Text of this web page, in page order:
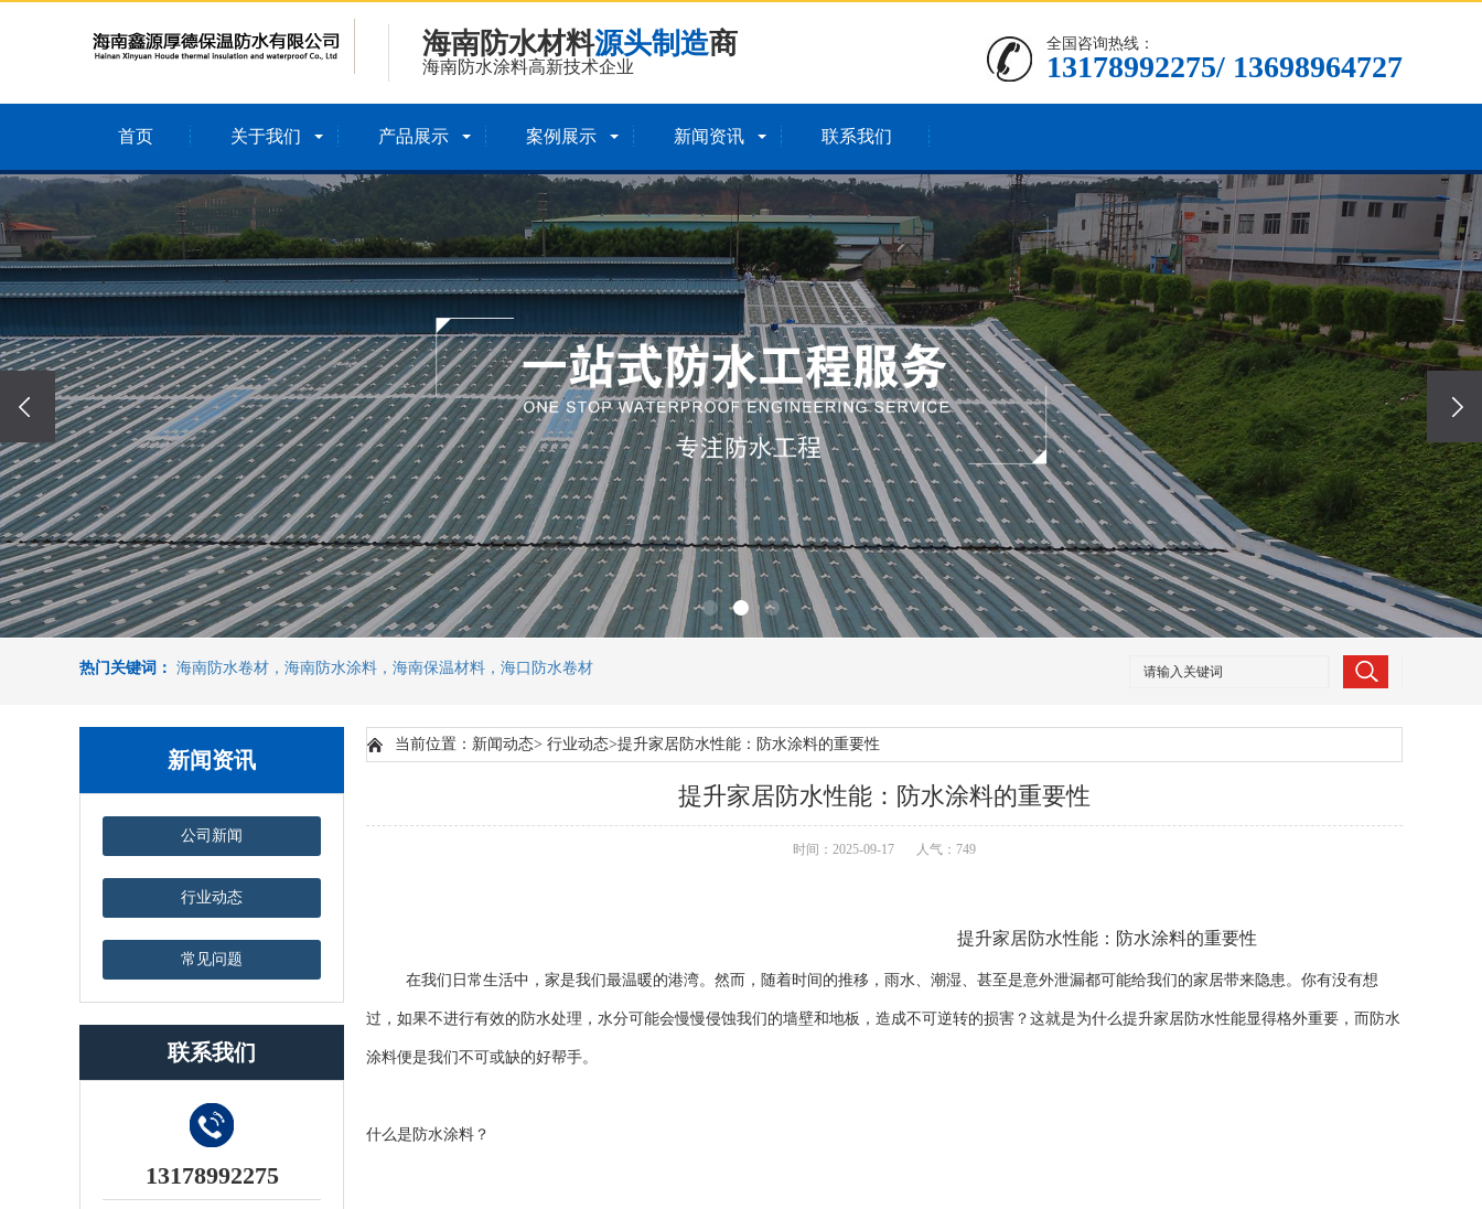
海南防水材料源头制造商
海南防水涂料高新技术企业
全国咨询热线：
13178992275/ 13698964727
首页 关于我们 产品展示 案例展示 新闻资讯 联系我们
热门关键词： 海南防水卷材，海南防水涂料，海南保温材料，海口防水卷材
新闻资讯
公司新闻
行业动态
常见问题
联系我们
13178992275
当前位置：新闻动态> 行业动态>提升家居防水性能：防水涂料的重要性
提升家居防水性能：防水涂料的重要性
时间：2025-09-17 人气：749
提升家居防水性能：防水涂料的重要性
在我们日常生活中，家是我们最温暖的港湾。然而，随着时间的推移，雨水、潮湿、甚至是意外泄漏都可能给我们的家居带来隐患。你有没有想
过，如果不进行有效的防水处理，水分可能会慢慢侵蚀我们的墙壁和地板，造成不可逆转的损害？这就是为什么提升家居防水性能显得格外重要，而防水
涂料便是我们不可或缺的好帮手。
什么是防水涂料？